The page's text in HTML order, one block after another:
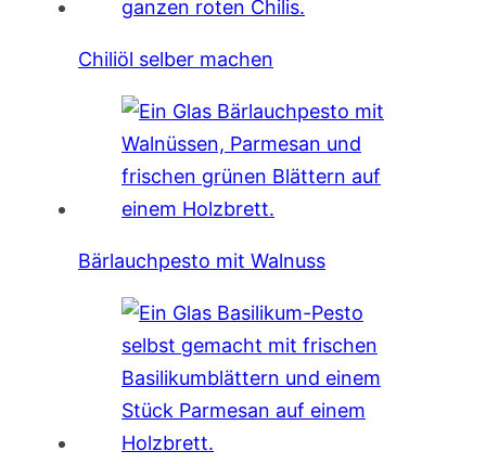
Chiliöl selber machen
Bärlauchpesto mit Walnuss